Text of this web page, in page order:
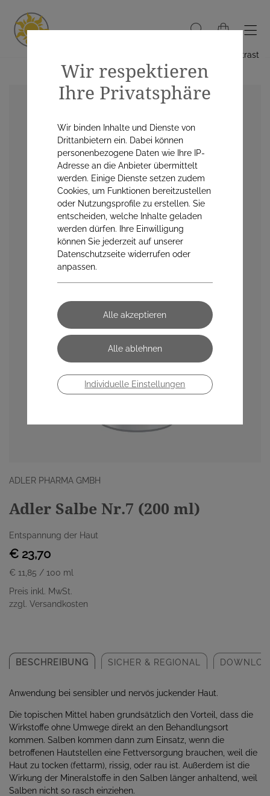
Hoher Kontrast
ADLER PHARMA GMBH
Adler Salbe Nr.7 (200 ml)
Entspannung der Haut
€ 23,70
€ 11,85 / 100 ml
Preis inkl. MwSt.
zzgl. Versandkosten
BESCHREIBUNG SICHER & REGIONAL
Anwendung bei sensibler und nervös juckender Haut.
Die topischen Mittel haben grundsätzlich den Vorteil, dass die
Wirkstoffe ohne Umwege direkt an den Behandlungsort
kommen. Salben kommen dann zum Einsatz, wenn die
betroffenen Hautstellen eine Fettversorgung brauchen, weil die
Haut zu tocken (fettarm), rissig, oder rau ist. Außerdem ist die
Wirkung der Mineralstoffe in den Salben länger anhaltend, weil
Salben nicht so rasch einziehen.
Wir respektieren
Ihre Privatsphäre
Wir binden Inhalte und Dienste von
Drittanbietern ein. Dabei können
personenbezogene Daten wie Ihre IP-
Adresse an die Anbieter übermittelt
werden. Einige Dienste setzen zudem
Cookies, um Funktionen bereitzustellen
oder Nutzungsprofile zu erstellen. Sie
entscheiden, welche Inhalte geladen
werden dürfen. Ihre Einwilligung
können Sie jederzeit auf unserer
Datenschutzseite widerrufen oder
anpassen.
Individuelle Einstellungen